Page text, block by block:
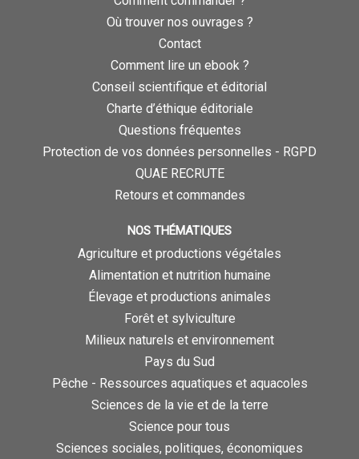
Où trouver nos ouvrages ?
Contact
Comment lire un ebook ?
Conseil scientifique et éditorial
Charte d’éthique éditoriale
Questions fréquentes
Protection de vos données personnelles - RGPD
QUAE RECRUTE
Retours et commandes
NOS THÉMATIQUES
Agriculture et productions végétales
Alimentation et nutrition humaine
Élevage et productions animales
Forêt et sylviculture
Milieux naturels et environnement
Pays du Sud
Pêche - Ressources aquatiques et aquacoles
Sciences de la vie et de la terre
Science pour tous
Sciences sociales, politiques, économiques